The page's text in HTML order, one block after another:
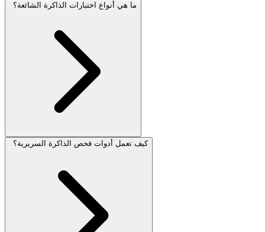
ما هي أنواع اختبارات الذاكرة الشائعة؟
كيف تعمل أدوات فحص الذاكرة السريرية؟